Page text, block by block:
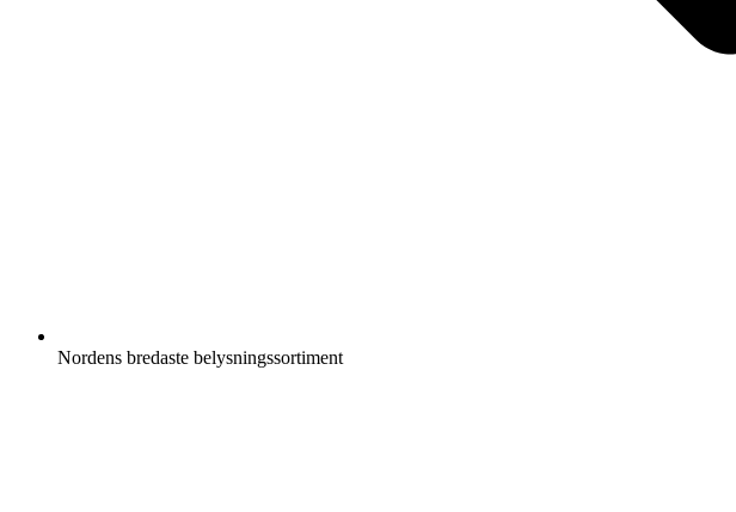
Nordens bredaste belysningssortiment